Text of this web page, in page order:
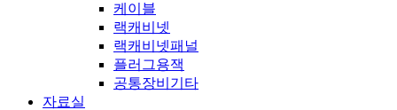
케이블
랙캐비넷
랙캐비넷패널
플러그용잭
공통장비기타
자료실